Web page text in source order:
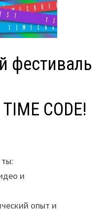
фестиваль
CODE!
и
опыт и